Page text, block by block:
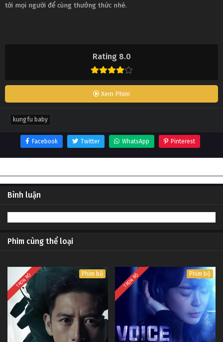
Rating 8.0
Xem Phim
tới mọi người để cùng thưởng thức nhé.
kung fu baby
Facebook Twitter WhatsApp Pinterest
Bình luận
Phim cùng thể loại
TRỌN BỘ Phim bộ TRỌN BỘ Phim bộ